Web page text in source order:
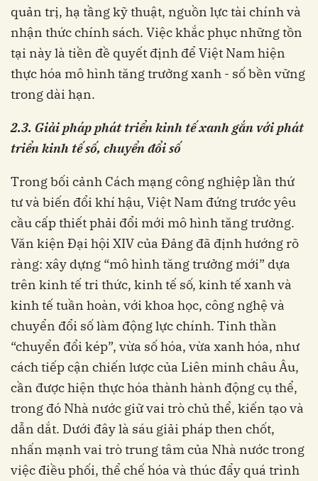
quản trị, hạ tầng kỹ thuật, nguồn lực tài chính và
nhận thức chính sách. Việc khắc phục những tồn
tại này là tiền đề quyết định để Việt Nam hiện
thực hóa mô hình tăng trưởng xanh - số bền vững
trong dài hạn.
2.3. Giải pháp phát triển kinh tế xanhgắn với phát
triển kinh tế số, chuyển đổi số
Trong bối cảnh Cách mạng công nghiệp lần thứ
tư và biến đổi khí hậu, Việt Nam đứng trước yêu
cầu cấp thiết phải đổi mới mô hình tăng trưởng.
Văn kiện Đại hội XIV của Đảng đã định hướng rõ
ràng: xây dựng “mô hình tăng trưởng mới” dựa
trên kinh tế tri thức, kinh tế số, kinh tế xanh và
kinh tế tuần hoàn, với khoa học, công nghệ và
chuyển đổi số làm động lực chính. Tinh thần
“chuyển đổi kép”, vừa số hóa, vừa xanh hóa, như
cách tiếp cận chiến lược của Liên minh châu Âu,
cần được hiện thực hóa thành hành động cụ thể,
trong đó Nhà nước giữ vai trò chủ thể, kiến tạo và
dẫn dắt. Dưới đây là sáu giải pháp then chốt,
nhấn mạnh vai trò trung tâm của Nhà nước trong
việc điều phối, thể chế hóa và thúc đẩy quá trình